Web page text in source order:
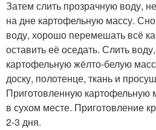
Затем слить прозрачную воду,
на дне картофельную массу.
воду, хорошо перемешать всё
оставить её оседать. Слить
картофельную жёлто-белую
доску, полотенце, ткань и
Приготовленную картофельную
в сухом месте. Приготовление
2-3 дня.